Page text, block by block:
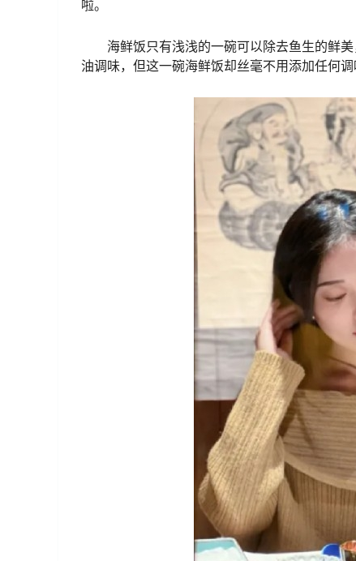
啦。
海鲜饭只有浅浅的一碗可以除去鱼生的鲜
油调味，但这一碗海鲜饭却丝毫不用添加任何